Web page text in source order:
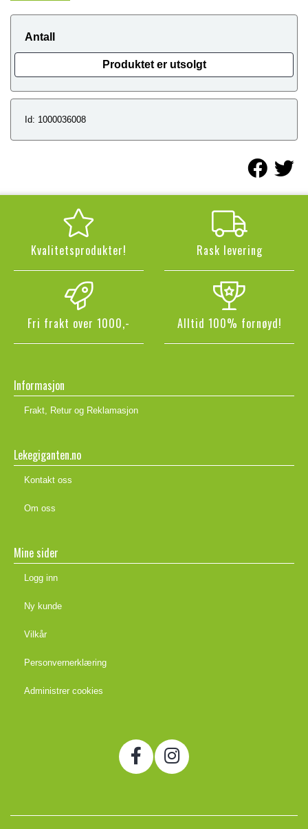
Antall
Produktet er utsolgt
Id: 1000036008
Kvalitetsprodukter! Rask levering
Fri frakt over 1000,- Alltid 100% fornøyd!
Informasjon
Frakt, Retur og Reklamasjon
Lekegiganten.no
Kontakt oss
Om oss
Mine sider
Logg inn
Ny kunde
Vilkår
Personvernerklæring
Administrer cookies